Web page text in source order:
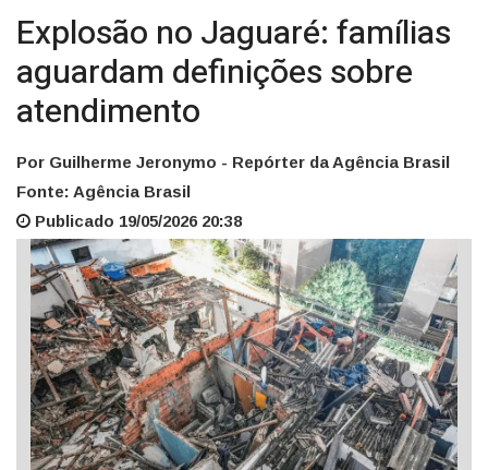
Explosão no Jaguaré: famílias
aguardam definições sobre
atendimento
Por Guilherme Jeronymo - Repórter da Agência Brasil
Fonte: Agência Brasil
Publicado 19/05/2026 20:38